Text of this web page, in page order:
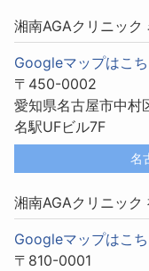
湘南AGAクリニック
Googleマップはこ
〒450-0002
愛知県名古屋市中
名駅UFビル7F
名
湘南AGAクリニック
Googleマップはこ
〒810-0001